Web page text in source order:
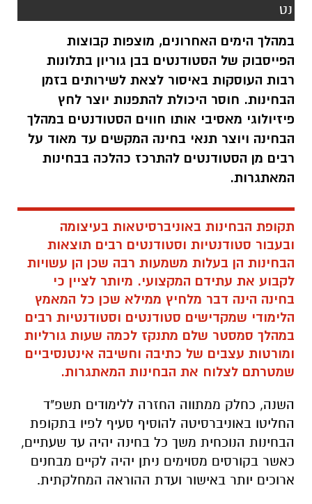
נט
במהלך הימים האחרונים, מוצפות קבוצות
הפייסבוק של הסטודנטים בבן גוריון בתלונות
רבות העוסקות באיסור לצאת לשירותים בזמן
הבחינות. חוסר היכולת להתפנות יוצר לחץ
פיזיולוגי מאסיבי אותו חווים הסטודנטים במהלך
הבחינה ויוצר תנאי בחינה המקשים עד מאוד על
רבים מן הסטודנטים להתרכז כהלכה בבחינות
המאתגרות.
תקופת הבחינות באוניברסיטאות בעיצומה
ובעבור סטודנטיות וסטודנטים רבים תוצאות
הבחינות הן בעלות משמעות רבה שכן הן עשויות
לקבוע את עתידם המקצועי. מיותר לציין כי
בחינה הינה דבר מלחיץ ממילא שכן כל המאמץ
הלימודי שמקדישים סטודנטים וסטודנטיות רבים
במהלך סמסטר שלם מתנקז לכמה שעות גורליות
ומורטות עצבים של כתיבה וחשיבה אינטנסיביים
שמטרתם לצלוח את הבחינות המאתגרות.
השנה, כחלק ממתווה החזרה ללימודים תשפ"ד
החליטו באוניברסיטה להוסיף סעיף לפיו בתקופת
הבחינות הנוכחית משך כל בחינה יהיה עד שעתיים,
כאשר בקורסים מסוימים ניתן יהיה לקיים מבחנים
ארוכים יותר באישור ועדת ההוראה המחלקתית.